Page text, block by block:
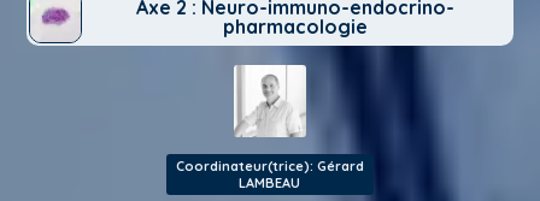
Axe 2 : Neuro-immuno-endocrino-
pharmacologie
Coordinateur(trice): Gérard
LAMBEAU